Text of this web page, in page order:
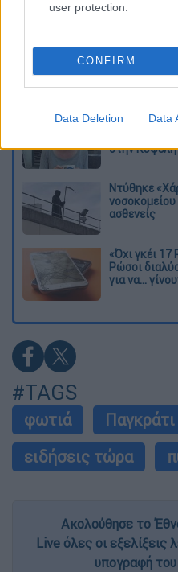
user protection.
CONFIRM
Data Deletion Data
Η «μαύρη»
κτίρια
Η πρώτη
στην Κυψέλη
Ντύθηκε
ασθενείς
«Όχι γκέι
Ρώσοι
για να...
#TAGS
φωτιά Παγκράτι
ειδήσεις τώρα
Ακολούθησε το
Live όλες οι
υπογραφή